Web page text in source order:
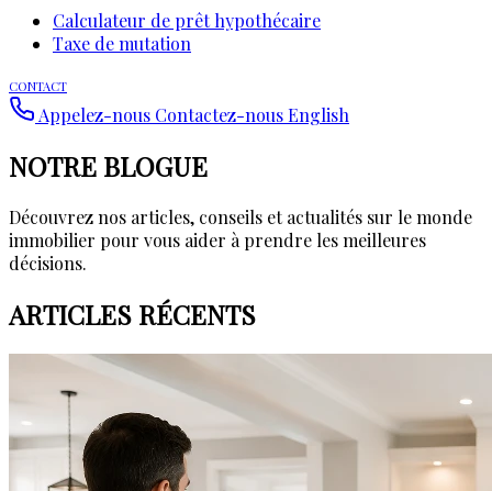
Calculateur de prêt hypothécaire
Taxe de mutation
CONTACT
Appelez-nous Contactez-nousEnglish
NOTRE BLOGUE
Découvrez nos articles, conseils et actualités sur le monde
immobilier pour vous aider à prendre les meilleures
décisions.
ARTICLES RÉCENTS